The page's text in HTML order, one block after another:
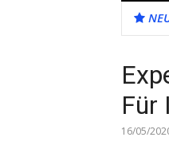
Für
16/05/